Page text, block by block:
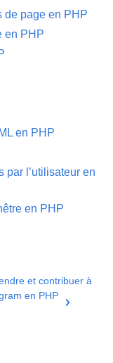
de page en PHP
en PHP
en PHP
par l’utilisateur en
en PHP
et contribuer à
en PHP